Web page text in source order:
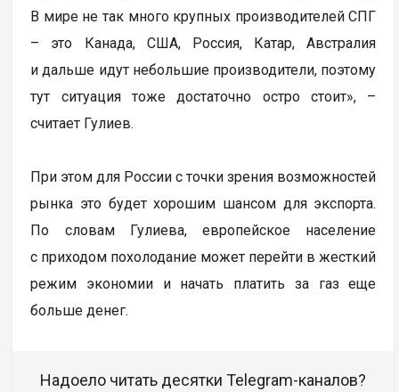
В мире не так много крупных производителей СПГ
– это Канада, США, Россия, Катар, Австралия
и дальше идут небольшие производители, поэтому
тут ситуация тоже достаточно остро стоит», –
считает Гулиев.
При этом для России с точки зрения возможностей
рынка это будет хорошим шансом для экспорта.
По словам Гулиева, европейское население
с приходом похолодание может перейти в жесткий
режим экономии и начать платить за газ еще
больше денег.
Надоело читать десятки Telegram-каналов?